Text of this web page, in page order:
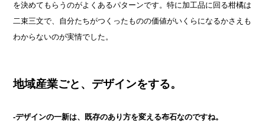
を決めてもらうのがよくあるパターンです。特に加工品に回る柑橘は
二束三文で、自分たちがつくったものの価値がいくらになるかさえも
わからないのが実情でした。
地域産業ごと、デザインをする。
-デザインの一新は、既存のあり方を変える布石なのですね。